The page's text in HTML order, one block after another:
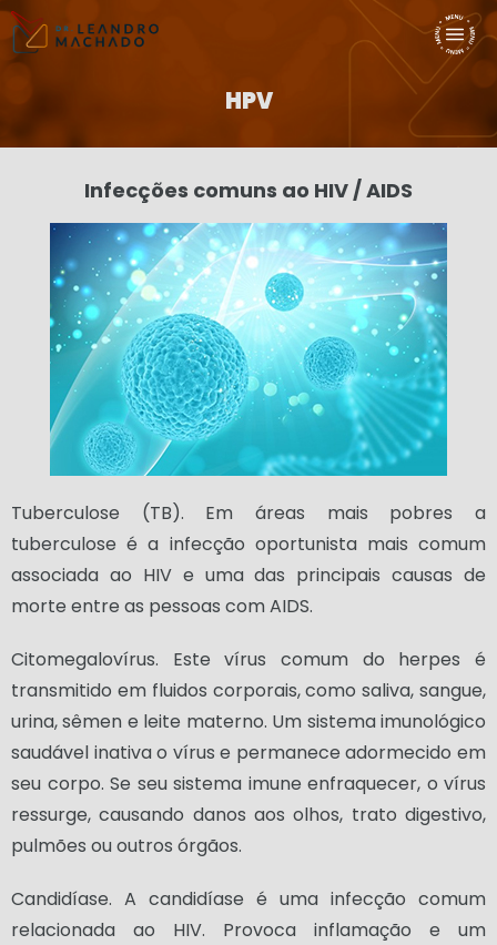
HPV
Infecções comuns ao HIV / AIDS
Tuberculose (TB). Em áreas mais pobres a
tuberculose é a infecção oportunista mais comum
associada ao HIV e uma das principais causas de
morte entre as pessoas com AIDS.
Citomegalovírus. Este vírus comum do herpes é
transmitido em fluidos corporais, como saliva, sangue,
urina, sêmen e leite materno. Um sistema imunológico
saudável inativa o vírus e permanece adormecido em
seu corpo. Se seu sistema imune enfraquecer, o vírus
ressurge, causando danos aos olhos, trato digestivo,
pulmões ou outros órgãos.
Candidíase. A candidíase é uma infecção comum
relacionada ao HIV. Provoca inflamação e um